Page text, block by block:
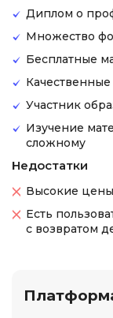
Диплом о
Множество
Бесплатные
Участник
Изучение
сложному
Недостатки
Высокие
Есть
с возвратом